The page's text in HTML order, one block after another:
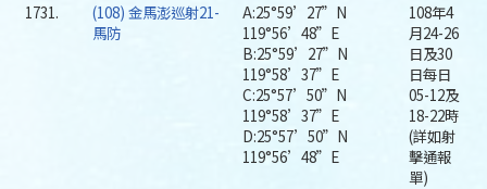
1731.
(108) 金馬澎巡射21-
馬防
A:25°59’27”N
119°56’48”E
B:25°59’27”N
119°58’37”E
C:25°57’50”N
119°58’37”E
D:25°57’50”N
119°56’48”E
108年4
月24-26
日及30
日每日
05-12及
18-22時
(詳如射
擊通報
單)